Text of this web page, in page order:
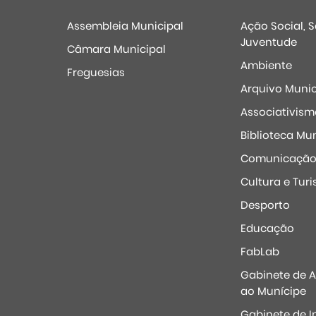
Assembleia Municipal
Câmara Municipal
Freguesias
Ação Social,
Juventude
Ambiente
Arquivo
Biblioteca
Comunicação
Cultura e
Desporto
Educação
FabLab
Gabinete de
ao Munícipe